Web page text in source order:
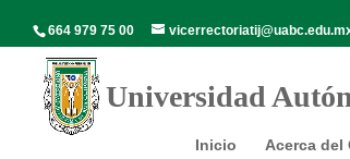
664 979 75 00
Universidad
Inicio Acerca del